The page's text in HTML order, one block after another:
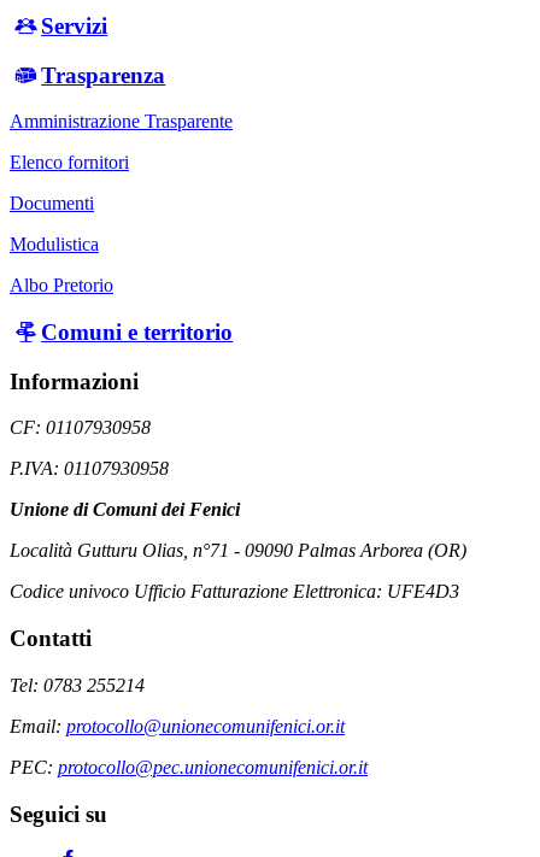
Servizi
Trasparenza
Amministrazione Trasparente
Elenco fornitori
Documenti
Modulistica
Albo Pretorio
Comuni e territorio
Informazioni
CF: 01107930958
P.IVA: 01107930958
Unione di Comuni dei Fenici
Località Gutturu Olias, n°71 - 09090 Palmas Arborea (OR)
Codice univoco Ufficio Fatturazione Elettronica: UFE4D3
Contatti
Tel: 0783 255214
Email: protocollo@unionecomunifenici.or.it
PEC: protocollo@pec.unionecomunifenici.or.it
Seguici su